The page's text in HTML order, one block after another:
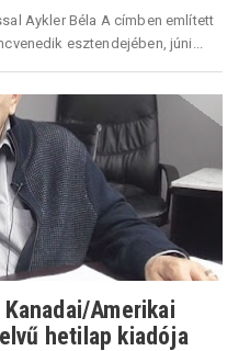
Aykler Béla A címben említett
esztendejében, júni...
Amerikai
hetilap kiadója